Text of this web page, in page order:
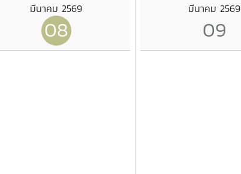
มีนาคม 2569
08
มีนาคม 2569
09